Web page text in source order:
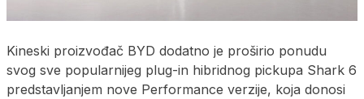
Kineski proizvođač BYD dodatno je proširio ponudu
svog sve popularnijeg plug-in hibridnog pickupa Shark 6
predstavljanjem nove Performance verzije, koja donosi